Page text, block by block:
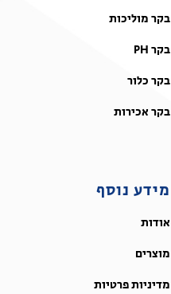
בקר מוליכות
בקר PH
בקר כלור
בקר אכירות
מידע נוסף
אודות
מוצרים
מדיניות פרטיות